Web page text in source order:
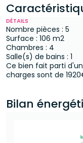
DÉTAILS
Nombre pièces : 5
Surface : 106 m2
Chambres : 4
Salle(s) de bains : 1
Ce bien fait parti
charges sont de
Bilan